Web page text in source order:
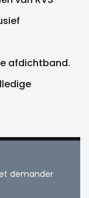
afdichtband.
demander